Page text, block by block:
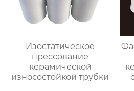
Изостатическое
прессование
керамической
износостойкой трубки